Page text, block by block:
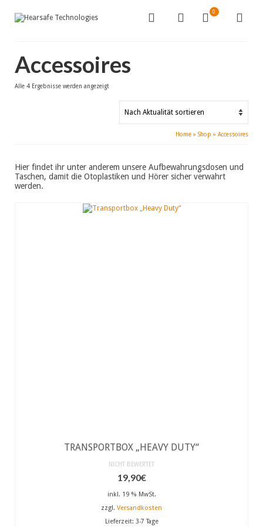
0
Accessoires
Alle 4 Ergebnisse werden angezeigtNach
Home » Shop » Accessoires
Hier findet ihr unter anderem unsere Aufbewahrungsdosen und
Taschen, damit die Otoplastiken und Hörer sicher verwahrt
werden.
TRANSPORTBOX „HEAVY DUTY“
NICHT BEWERTET
19,90€
inkl. 19 % MwSt.
zzgl. Versandkosten
Lieferzeit: 3-7 Tage